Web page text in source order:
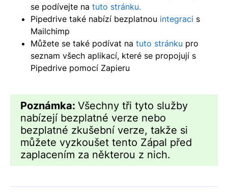
se podívejte na tuto stránku.
Pipedrive také nabízí bezplatnou integraci s
Mailchimp
Můžete se také podívat na tuto stránku pro
seznam všech aplikací, které se propojují s
Pipedrive pomocí Zapieru
Poznámka: Všechny tři tyto služby
nabízejí bezplatné verze nebo
bezplatné zkušební verze, takže si
můžete vyzkoušet tento Zápal před
zaplacením za některou z nich.​